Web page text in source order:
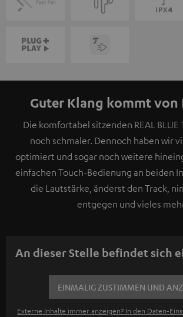
Guter Klang kommt von
Die komfortabel sitzenden REAL BLUE
noch schmaler. Dennoch haben wir
optimiert und sogar noch weitere
einfachen Touch-Bedienung an beiden
die Lautstärke, änderst den Track,
entgegen und vieles
An dieser Stelle befindet sich
EINMALIG ZUSTIMMEN UND
Externe Inhalte immer anzeigen? In den